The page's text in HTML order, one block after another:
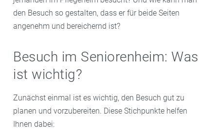
den Besuch so gestalten, dass er für beide Seiten
angenehm und bereichernd ist?
Besuch im Seniorenheim: Was
ist wichtig?
Zunächst einmal ist es wichtig, den Besuch gut zu
planen und vorzubereiten. Diese Stichpunkte helfen
Ihnen dabei: